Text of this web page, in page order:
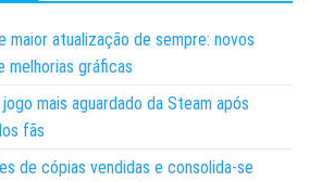
maior atualização de sempre: novos
melhorias gráficas
mais aguardado da Steam após
fãs
de cópias vendidas e consolida-se